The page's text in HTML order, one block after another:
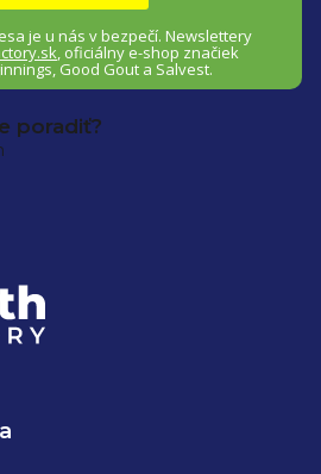
je u nás v bezpečí. Newslettery
, oficiálny e-shop značiek
Good Gout a Salvest.
poradiť?